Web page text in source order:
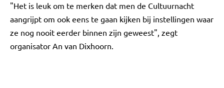
"Het is leuk om te merken dat men de Cultuurnacht
aangrijpt om ook eens te gaan kijken bij instellingen waar
ze nog nooit eerder binnen zijn geweest", zegt
organisator An van Dixhoorn.